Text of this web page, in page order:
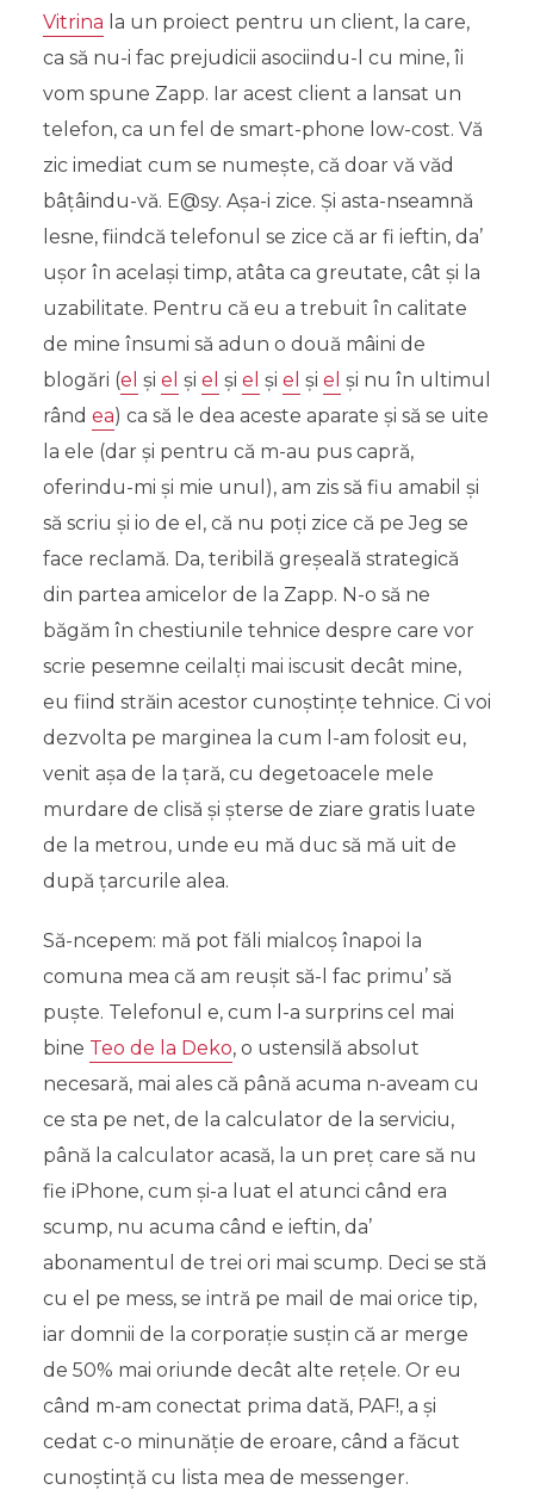
Vitrina la un proiect pentru un client, la care,
ca să nu-i fac prejudicii asociindu-l cu mine, îi
vom spune Zapp. Iar acest client a lansat un
telefon, ca un fel de smart-phone low-cost. Vă
zic imediat cum se numește, că doar vă văd
bâțâindu-vă. E@sy. Așa-i zice. Și asta-nseamnă
lesne, fiindcă telefonul se zice că ar fi ieftin, da’
ușor în același timp, atâta ca greutate, cât și la
uzabilitate. Pentru că eu a trebuit în calitate
de mine însumi să adun o două mâini de
blogări (el și el și el și el și el și el și nu în ultimul
rând ea) ca să le dea aceste aparate și să se uite
la ele (dar și pentru că m-au pus capră,
oferindu-mi și mie unul), am zis să fiu amabil și
să scriu și io de el, că nu poți zice că pe Jeg se
face reclamă. Da, teribilă greșeală strategică
din partea amicelor de la Zapp. N-o să ne
băgăm în chestiunile tehnice despre care vor
scrie pesemne ceilalți mai iscusit decât mine,
eu fiind străin acestor cunoștințe tehnice. Ci voi
dezvolta pe marginea la cum l-am folosit eu,
venit așa de la țară, cu degetoacele mele
murdare de clisă și șterse de ziare gratis luate
de la metrou, unde eu mă duc să mă uit de
după țarcurile alea.
Să-ncepem: mă pot făli mialcoș înapoi la
comuna mea că am reușit să-l fac primu’ să
puște. Telefonul e, cum l-a surprins cel mai
bine Teo de la Deko, o ustensilă absolut
necesară, mai ales că până acuma n-aveam cu
ce sta pe net, de la calculator de la serviciu,
până la calculator acasă, la un preț care să nu
fie iPhone, cum și-a luat el atunci când era
scump, nu acuma când e ieftin, da’
abonamentul de trei ori mai scump. Deci se stă
cu el pe mess, se intră pe mail de mai orice tip,
iar domnii de la corporație susțin că ar merge
de 50% mai oriunde decât alte rețele. Or eu
când m-am conectat prima dată, PAF!, a și
cedat c-o minunăție de eroare, când a făcut
cunoștință cu lista mea de messenger.